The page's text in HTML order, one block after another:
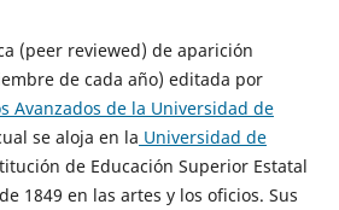
(peer reviewed) de aparición
de cada año) editada por
Avanzados de la Universidad de
se aloja en la Universidad de
de Educación Superior Estatal
1849 en las artes y los oficios. Sus